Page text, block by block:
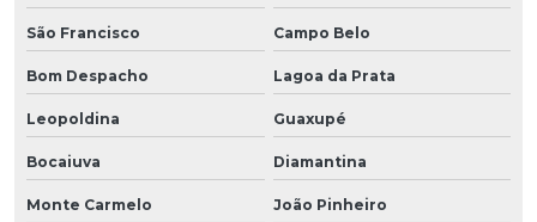
São Francisco Campo Belo
Bom Despacho Lagoa da Prata
Leopoldina Guaxupé
Bocaiuva Diamantina
Monte Carmelo João Pinheiro